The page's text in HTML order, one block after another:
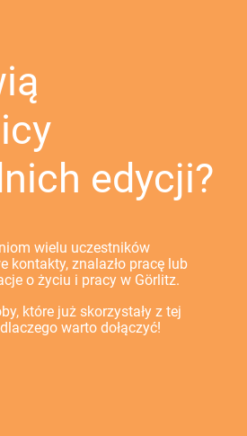
edycji?
wielu uczestników
kontakty, znalazło pracę lub
o życiu i pracy w Görlitz.
które już skorzystały z tej
warto dołączyć!